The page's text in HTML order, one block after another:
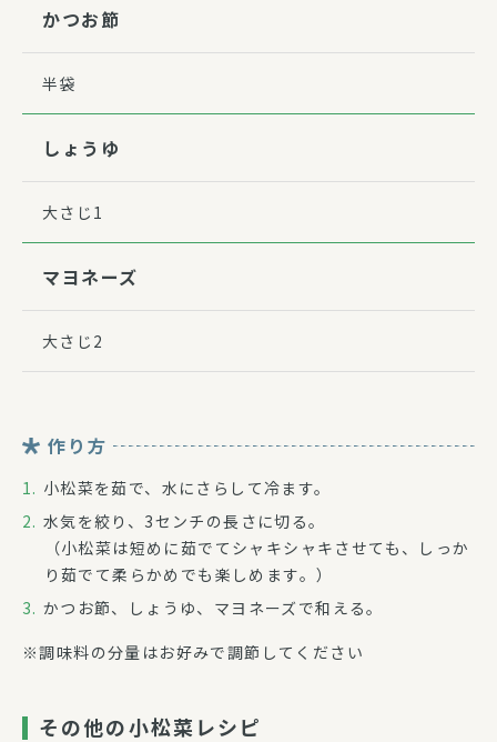
かつお節
半袋
しょうゆ
大さじ1
マヨネーズ
大さじ2
作り方
小松菜を茹で、水にさらして冷ます。
水気を絞り、3センチの長さに切る。
（小松菜は短めに茹でてシャキシャキさせても、しっか
り茹でて柔らかめでも楽しめます。）
かつお節、しょうゆ、マヨネーズで和える。
※調味料の分量はお好みで調節してください
その他の小松菜レシピ